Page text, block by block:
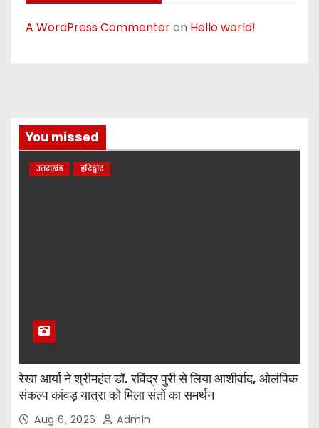
A WordPress Commenteron Hello world!
You missed
उत्तराखंड हरिद्वार
रेखा आर्या ने श्रीमहंत डॉ. रविंद्र पुरी से लिया आशीर्वाद, ओलंपिक
संकल्प कांवड़ यात्रा को मिला संतों का समर्थन
Aug 6, 2026 Admin